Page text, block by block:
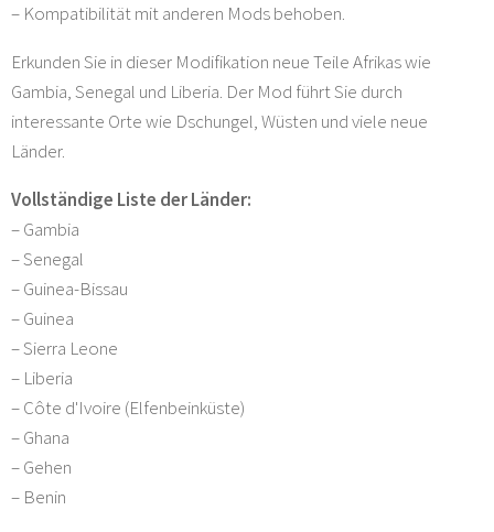
– Kompatibilität mit anderen Mods behoben.
Erkunden Sie in dieser Modifikation neue Teile Afrikas wie
Gambia, Senegal und Liberia. Der Mod führt Sie durch
interessante Orte wie Dschungel, Wüsten und viele neue
Länder.
Vollständige Liste der Länder:
– Gambia
– Senegal
– Guinea-Bissau
– Guinea
– Sierra Leone
– Liberia
– Côte d'Ivoire (Elfenbeinküste)
– Ghana
– Gehen
– Benin